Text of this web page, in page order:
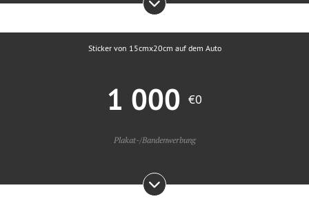
Sticker von 15cmx20cm auf dem Auto
1 000 €0
Plakat-/Bandenwerbung